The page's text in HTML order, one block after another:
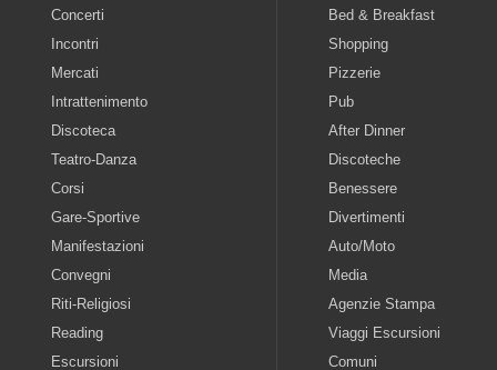
Concerti
Incontri
Mercati
Intrattenimento
Discoteca
Teatro-Danza
Corsi
Gare-Sportive
Manifestazioni
Convegni
Riti-Religiosi
Reading
Escursioni
Bed & Breakfast
Shopping
Pizzerie
Pub
After Dinner
Discoteche
Benessere
Divertimenti
Auto/Moto
Media
Agenzie Stampa
Viaggi Escursioni
Comuni